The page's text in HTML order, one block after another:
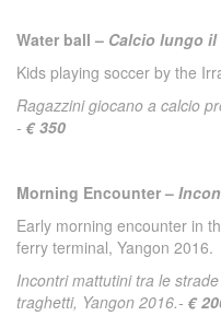
Water ball – Calcio lungo il
Kids playing soccer by the
Ragazzini giocano a calcio
- € 350
Morning Encounter –
Early morning encounter in
ferry terminal, Yangon 2016.
Incontri mattutini tra le
traghetti, Yangon 2016.- €